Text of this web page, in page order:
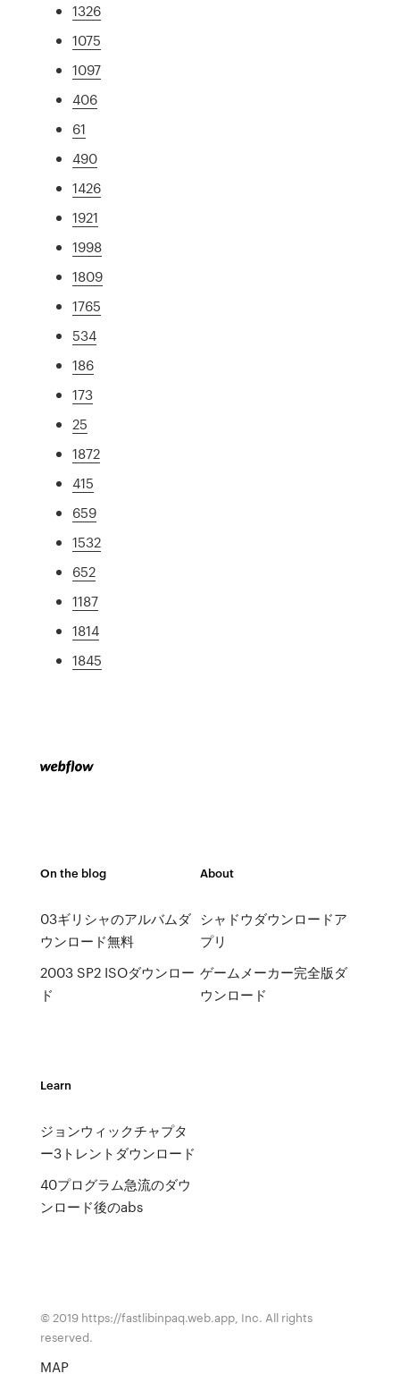
1326
1075
1097
406
61
490
1426
1921
1998
1809
1765
534
186
173
25
1872
415
659
1532
652
1187
1814
1845
On the blog
03ギリシャのアルバムダ
ウンロード無料
2003 SP2 ISOダウンロー
ド
About
シャドウダウンロードア
プリ
ゲームメーカー完全版ダ
ウンロード
Learn
ジョンウィックチャプタ
ー3トレントダウンロード
40プログラム急流のダウ
ンロード後のabs
© 2019 https://fastlibinpaq.web.app, Inc. All rights
reserved.
MAP